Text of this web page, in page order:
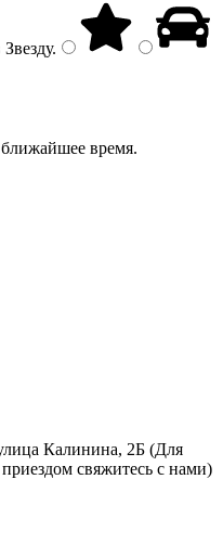
Звезду.
время.
Калинина, 2Б (Для
свяжитесь с нами)